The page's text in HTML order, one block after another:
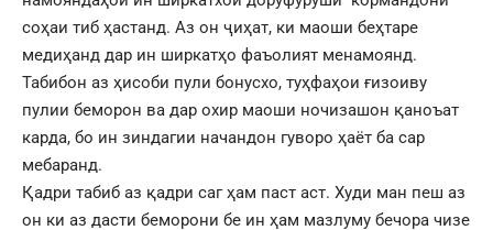
соҳаи тиб ҳастанд. Аз он ҷиҳат, ки маоши беҳтаре
медиҳанд дар ин ширкатҳо фаъолият менамоянд.
Табибон аз ҳисоби пули бонусхо, туҳфаҳои ғизоиву
пулии беморон ва дар охир маоши ночизашон қаноъат
карда, бо ин зиндагии начандон гуворо ҳаёт ба сар
мебаранд.
Қадри табиб аз қадри саг ҳам паст аст. Худи ман пеш аз
он ки аз дасти беморони бе ин ҳам мазлуму бечора чизе